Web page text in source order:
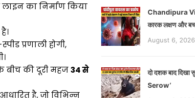
का निर्माण किया
प्रणाली होगी,
की दूरी महज 34 से
है, जो विभिन्न
Chandipura
कारक लक्षण और
August 6, 2026
दो दशक बाद दिखा
Serow’